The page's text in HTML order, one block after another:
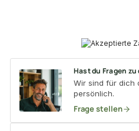
Hast du Fragen
Wir sind für dich
persönlich.
Frage stellen